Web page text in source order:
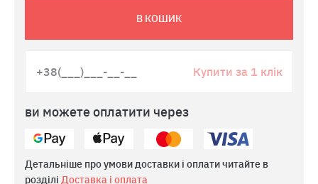
В КОШИК
Купити за 1 клік
ви можете оплатити через
Детальніше про умови доставки і оплати читайте в
розділі Доставка і оплата